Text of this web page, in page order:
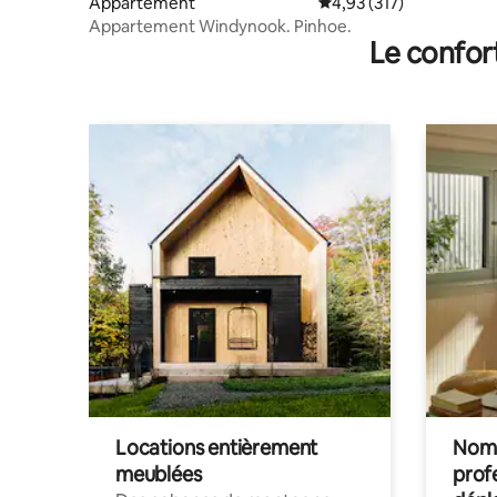
Appartement Windynook. Pinhoe.
Le
Locations entièrement
meublées